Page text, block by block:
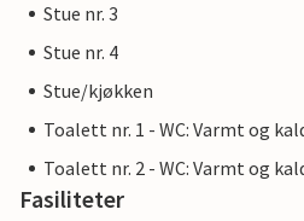
Stue nr. 3
Stue nr. 4
Stue/kjøkken
Toalett nr. 1 - WC: Varmt og
Toalett nr. 2 - WC: Varmt og
Fasiliteter